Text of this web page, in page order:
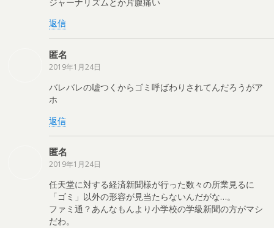
返信
匿名
2019年1月24日
バレバレの嘘つくからゴミ呼ばわりされてんだろうがア
ホ
返信
匿名
2019年1月24日
任天堂に対する経済新聞様が行った数々の所業見るに
「ゴミ」以外の形容が見当たらないんだがな…。
ファミ通？あんなもんより小学校の学級新聞の方がマシ
だわ。